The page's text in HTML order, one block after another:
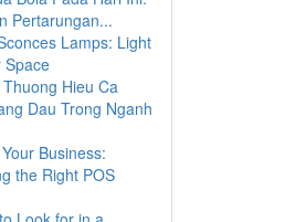
Pertarungan...
Lamps: Light
Space
Hieu Ca
Dau Trong Nganh
Business:
the Right POS